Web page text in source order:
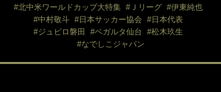
#北中米ワールドカップ大特集 #Ｊリーグ
#伊東純也
#中村敬斗
#日本サッカー協会
#日本代表
#ジュビロ磐田
#ベガルタ仙台
#松木玖生
#なでしこジャパン